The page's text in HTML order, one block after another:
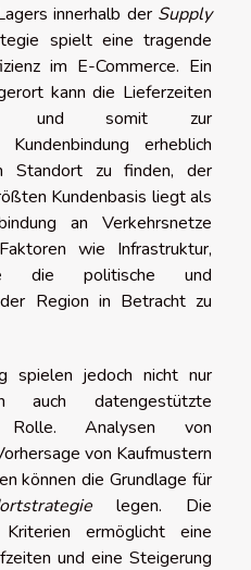
innerhalb der Supply
spielt eine tragende
im E-Commerce. Ein
kann die Lieferzeiten
und somit zur
erheblich
Standort zu finden, der
Kundenbasis liegt als
an Verkehrsnetze
wie Infrastruktur,
die politische und
Region in Betracht zu
spielen jedoch nicht nur
auch datengestützte
Rolle. Analysen von
von Kaufmustern
können die Grundlage für
legen. Die
ermöglicht eine
und eine Steigerung